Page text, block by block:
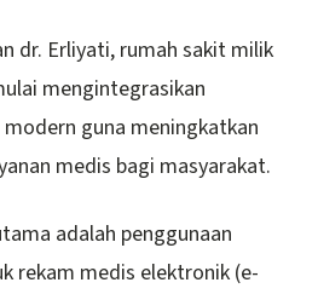
dr. Erliyati, rumah sakit milik
mengintegrasikan
guna meningkatkan
medis bagi masyarakat.
adalah penggunaan
rekam medis elektronik (e-